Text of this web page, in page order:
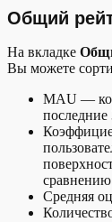
Общий
На вкладке
Вы можете
MAU —
последние
Средняя